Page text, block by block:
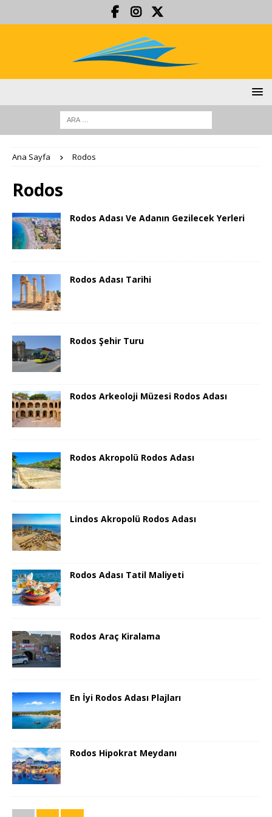
Ana Sayfa Rodos
Rodos
Rodos Adası Ve Adanın Gezilecek Yerleri
Rodos Adası Tarihi
Rodos Şehir Turu
Rodos Arkeoloji Müzesi Rodos Adası
Rodos Akropolü Rodos Adası
Lindos Akropolü Rodos Adası
Rodos Adası Tatil Maliyeti
Rodos Araç Kiralama
En İyi Rodos Adası Plajları
Rodos Hipokrat Meydanı